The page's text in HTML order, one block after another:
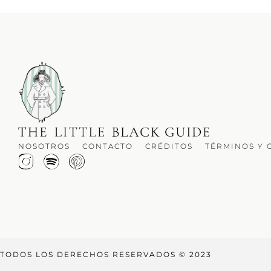
NOSOTROS CONTACTO CRÉDITOS TÉRMINOS Y
TODOS LOS DERECHOS RESERVADOS © 2023